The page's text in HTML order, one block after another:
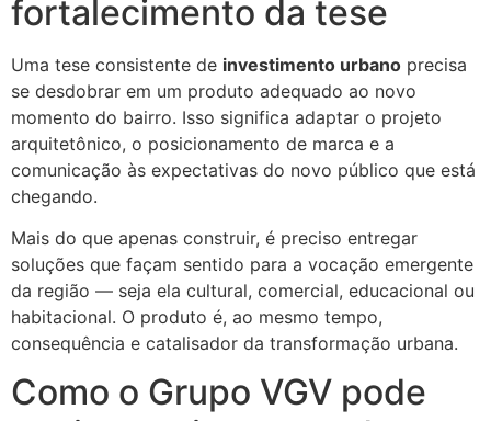
fortalecimento da tese
Uma tese consistente de investimento urbano precisa
se desdobrar em um produto adequado ao novo
momento do bairro. Isso significa adaptar o projeto
arquitetônico, o posicionamento de marca e a
comunicação às expectativas do novo público que está
chegando.
Mais do que apenas construir, é preciso entregar
soluções que façam sentido para a vocação emergente
da região — seja ela cultural, comercial, educacional ou
habitacional. O produto é, ao mesmo tempo,
consequência e catalisador da transformação urbana.
Como o Grupo VGV pode